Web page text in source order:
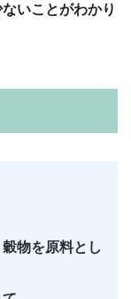
いことがわかり
物を原料とし